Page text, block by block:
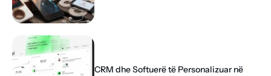
CRM dhe Softuerë të Personalizuar në